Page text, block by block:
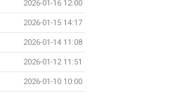
2026-01-16 12:00
2026-01-15 14:17
2026-01-14 11:08
2026-01-12 11:51
2026-01-10 10:00